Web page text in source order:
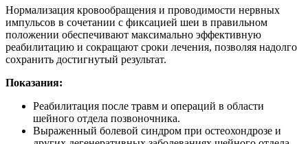
Нормализация кровообращения и проводимости нервных
импульсов в сочетании с фиксацией шеи в правильном
положении обеспечивают максимально эффективную
реабилитацию и сокращают сроки лечения, позволяя надолго
сохранить достигнутый результат.
Показания:
Реабилитация после травм и операций в области
шейного отдела позвоночника.
Выраженный болевой синдром при остеохондрозе и